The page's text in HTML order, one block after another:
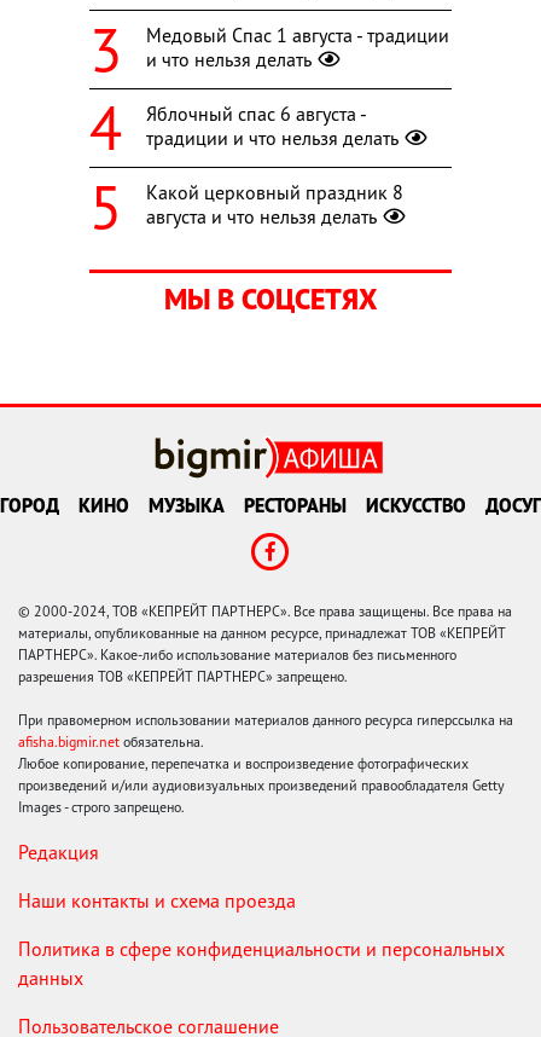
Медовый Спас 1 августа - традиции
и что нельзя делать
Яблочный спас 6 августа -
традиции и что нельзя делать
Какой церковный праздник 8
августа и что нельзя делать
МЫ В СОЦСЕТЯХ
ГОРОД КИНО МУЗЫКА РЕСТОРАНЫ ИСКУССТВО ДОСУГ
© 2000-2024, ТОВ «КЕПРЕЙТ ПАРТНЕРС». Все права защищены. Все права на
материалы, опубликованные на данном ресурсе, принадлежат ТОВ «КЕПРЕЙТ
ПАРТНЕРС». Какое-либо использование материалов без письменного
разрешения ТОВ «КЕПРЕЙТ ПАРТНЕРС» запрещено.
При правомерном использовании материалов данного ресурса гиперссылка на
afisha.bigmir.net обязательна.
Любое копирование, перепечатка и воспроизведение фотографических
произведений и/или аудиовизуальных произведений правообладателя Getty
Images - строго запрещено.
Редакция
Наши контакты и схема проезда
Политика в сфере конфиденциальности и персональных
данных
Пользовательское соглашение